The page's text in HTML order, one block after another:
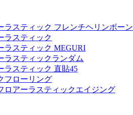
ラスティック フレンチヘリンボーン
ラスティック
ラスティック MEGURI
ラスティックランダム
ラスティック 直貼45
フローリング
ロアーラスティックエイジング